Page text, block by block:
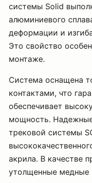
системы Solid
алюминиевого
деформации и
Это свойство
монтаже.
Система оснащена
контактами, что
обеспечивает
мощность.
трековой системы
акрила. В качестве
утолщенные медные